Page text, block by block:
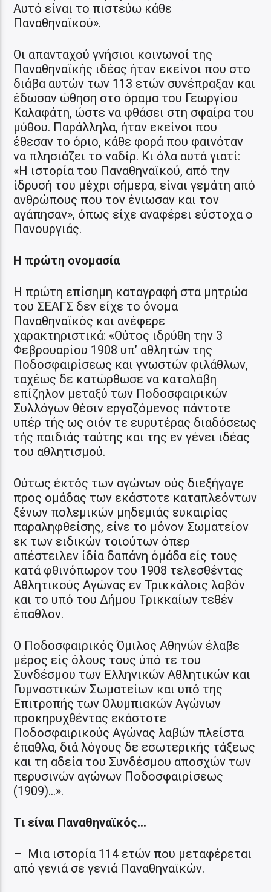
Αυτό είναι το πιστεύω κάθε
Παναθηναϊκού».
Οι απανταχού γνήσιοι κοινωνοί της
Παναθηναϊκής ιδέας ήταν εκείνοι που στο
διάβα αυτών των 113 ετών συνέπραξαν και
έδωσαν ώθηση στο όραμα του Γεωργίου
Καλαφάτη, ώστε να φθάσει στη σφαίρα του
μύθου. Παράλληλα, ήταν εκείνοι που
έθεσαν το όριο, κάθε φορά που φαινόταν
να πλησιάζει το ναδίρ. Κι όλα αυτά γιατί:
«Η ιστορία του Παναθηναϊκού, από την
ίδρυσή του μέχρι σήμερα, είναι γεμάτη από
ανθρώπους που τον ένιωσαν και τον
αγάπησαν», όπως είχε αναφέρει εύστοχα ο
Πανουργιάς.
Η πρώτη ονομασία
Η πρώτη επίσημη καταγραφή στα μητρώα
του ΣΕΑΓΣ δεν είχε το όνομα
Παναθηναϊκός και ανέφερε
χαρακτηριστικά: «Ούτος ιδρύθη την 3
Φεβρουαρίου 1908 υπ’ αθλητών της
Ποδοσφαιρίσεως και γνωστών φιλάθλων,
ταχέως δε κατώρθωσε να καταλάβη
επίζηλον μεταξύ των Ποδοσφαιρικών
Συλλόγων θέσιν εργαζόμενος πάντοτε
υπέρ τής ως οιόν τε ευρυτέρας διαδόσεως
τής παιδιάς ταύτης και της εν γένει ιδέας
του αθλητισμού.
Ούτως έκτός των αγώνων ούς διεξήγαγε
προς ομάδας των εκάστοτε καταπλεόντων
ξένων πολεμικών μηδεμιάς ευκαιρίας
παραληφθείσης, είνε το μόνον Σωματείον
εκ των ειδικών τοιούτων όπερ
απέστειλεν ίδία δαπάνη όμάδα είς τους
κατά φθινόπωρον του 1908 τελεσθέντας
Αθλητικούς Αγώνας εν Τρικκάλοις λαβόν
και το υπό του Δήμου Τρικκαίων τεθέν
έπαθλον.
Ο Ποδοσφαιρικός Όμιλος Αθηνών έλαβε
μέρος είς όλους τους ύπό τε του
Συνδέσμου των Ελληνικών Αθλητικών και
Γυμναστικών Σωματείων και υπό της
Επιτροπής των Ολυμπιακών Αγώνων
προκηρυχθέντας εκάστοτε
Ποδοσφαιρικούς Αγώνας λαβών πλείστα
έπαθλα, διά λόγους δε εσωτερικής τάξεως
και τη αδεία του Συνδέσμου αποσχών των
περυσινών αγώνων Ποδοσφαιρίσεως
(1909)…».
Τι είναι Παναθηναϊκός…
– Μια ιστορία 114 ετών που μεταφέρεται
από γενιά σε γενιά Παναθηναϊκών.